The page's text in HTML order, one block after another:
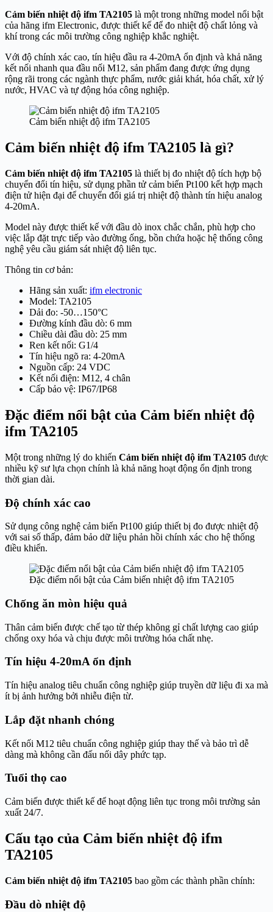
Cảm biến nhiệt độ ifm TA2105 là một trong những model nổi bật
của hãng ifm Electronic, được thiết kế để đo nhiệt độ chất lỏng và
khí trong các môi trường công nghiệp khắc nghiệt.
Với độ chính xác cao, tín hiệu đầu ra 4-20mA ổn định và khả năng
kết nối nhanh qua đầu nối M12, sản phẩm đang được ứng dụng
rộng rãi trong các ngành thực phẩm, nước giải khát, hóa chất, xử lý
nước, HVAC và tự động hóa công nghiệp.
Cảm biến nhiệt độ ifm TA2105
Cảm biến nhiệt độ ifm TA2105 là gì?
Cảm biến nhiệt độ ifm TA2105 là thiết bị đo nhiệt độ tích hợp bộ
chuyển đổi tín hiệu, sử dụng phần tử cảm biến Pt100 kết hợp mạch
điện tử hiện đại để chuyển đổi giá trị nhiệt độ thành tín hiệu analog
4-20mA.
Model này được thiết kế với đầu dò inox chắc chắn, phù hợp cho
việc lắp đặt trực tiếp vào đường ống, bồn chứa hoặc hệ thống công
nghệ yêu cầu giám sát nhiệt độ liên tục.
Thông tin cơ bản:
Hãng sản xuất: ifm electronic
Model: TA2105
Dải đo: -50…150°C
Đường kính đầu dò: 6 mm
Chiều dài đầu dò: 25 mm
Ren kết nối: G1/4
Tín hiệu ngõ ra: 4-20mA
Nguồn cấp: 24 VDC
Kết nối điện: M12, 4 chân
Cấp bảo vệ: IP67/IP68
Đặc điểm nổi bật của Cảm biến nhiệt độ
ifm TA2105
Một trong những lý do khiến Cảm biến nhiệt độ ifm TA2105 được
nhiều kỹ sư lựa chọn chính là khả năng hoạt động ổn định trong
thời gian dài.
Độ chính xác cao
Sử dụng công nghệ cảm biến Pt100 giúp thiết bị đo được nhiệt độ
với sai số thấp, đảm bảo dữ liệu phản hồi chính xác cho hệ thống
điều khiển.
Đặc điểm nổi bật của Cảm biến nhiệt độ ifm TA2105
Chống ăn mòn hiệu quả
Thân cảm biến được chế tạo từ thép không gỉ chất lượng cao giúp
chống oxy hóa và chịu được môi trường hóa chất nhẹ.
Tín hiệu 4-20mA ổn định
Tín hiệu analog tiêu chuẩn công nghiệp giúp truyền dữ liệu đi xa mà
ít bị ảnh hưởng bởi nhiễu điện từ.
Lắp đặt nhanh chóng
Kết nối M12 tiêu chuẩn công nghiệp giúp thay thế và bảo trì dễ
dàng mà không cần đấu nối dây phức tạp.
Tuổi thọ cao
Cảm biến được thiết kế để hoạt động liên tục trong môi trường sản
xuất 24/7.
Cấu tạo của Cảm biến nhiệt độ ifm
TA2105
Cảm biến nhiệt độ ifm TA2105 bao gồm các thành phần chính:
Đầu dò nhiệt độ